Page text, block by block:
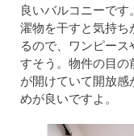
良いバルコニーで
濯物を干すと気持ち
るので、ワンピー
すそう。物件の目の
が開けていて開放
めが良いですよ。